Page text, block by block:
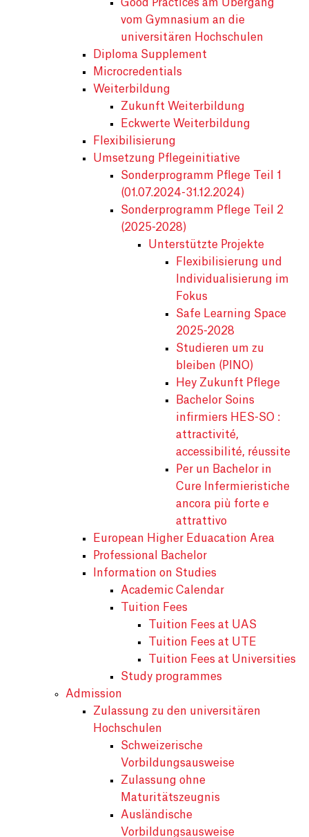
Good Practices am Übergang
vom Gymnasium an die
universitären Hochschulen
Diploma Supplement
Microcredentials
Weiterbildung
Zukunft Weiterbildung
Eckwerte Weiterbildung
Flexibilisierung
Umsetzung Pflegeinitiative
Sonderprogramm Pflege Teil 1
(01.07.2024-31.12.2024)
Sonderprogramm Pflege Teil 2
(2025-2028)
Unterstützte Projekte
Flexibilisierung und
Individualisierung im
Fokus
Safe Learning Space
2025-2028
Studieren um zu
bleiben (PINO)
Hey Zukunft Pflege
Bachelor Soins
infirmiers HES-SO :
attractivité,
accessibilité, réussite
Per un Bachelor in
Cure Infermieristiche
ancora più forte e
attrattivo
European Higher Eduacation Area
Professional Bachelor
Information on Studies
Academic Calendar
Tuition Fees
Tuition Fees at UAS
Tuition Fees at UTE
Tuition Fees at Universities
Study programmes
Admission
Zulassung zu den universitären
Hochschulen
Schweizerische
Vorbildungsausweise
Zulassung ohne
Maturitätszeugnis
Ausländische
Vorbildungsausweise